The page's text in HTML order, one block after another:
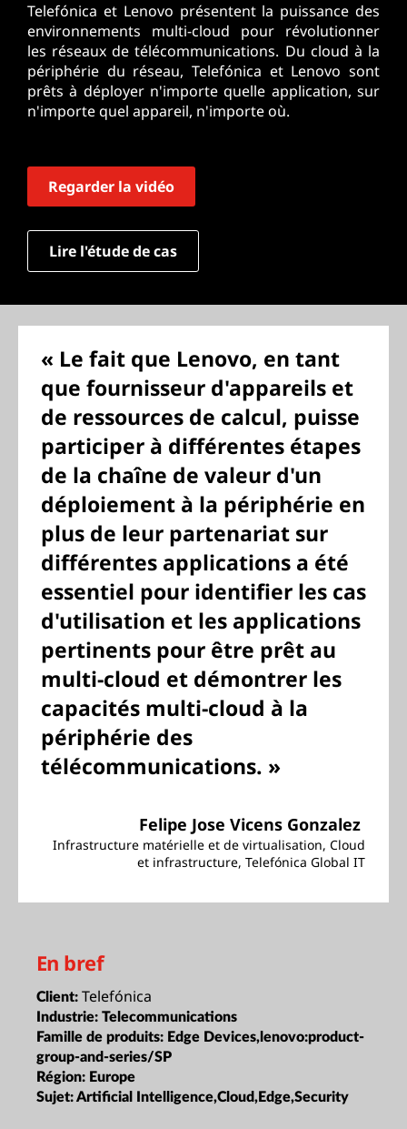
Telefónica et Lenovo présentent la puissance des
environnements multi-cloud pour révolutionner
les réseaux de télécommunications. Du cloud à la
périphérie du réseau, Telefónica et Lenovo sont
prêts à déployer n'importe quelle application, sur
n'importe quel appareil, n'importe où.
Regarder la vidéo
Lire l'étude de cas
« Le fait que Lenovo, en tant
que fournisseur d'appareils et
de ressources de calcul, puisse
participer à différentes étapes
de la chaîne de valeur d'un
déploiement à la périphérie en
plus de leur partenariat sur
différentes applications a été
essentiel pour identifier les cas
d'utilisation et les applications
pertinents pour être prêt au
multi-cloud et démontrer les
capacités multi-cloud à la
périphérie des
télécommunications. »
Felipe Jose Vicens Gonzalez
Infrastructure matérielle et de virtualisation, Cloud
et infrastructure, Telefónica Global IT
En bref
Client: Telefónica
Industrie: Telecommunications
Famille de produits: Edge Devices,lenovo:product-
group-and-series/SP
Région: Europe
Sujet:Artificial Intelligence,Cloud,Edge,Security